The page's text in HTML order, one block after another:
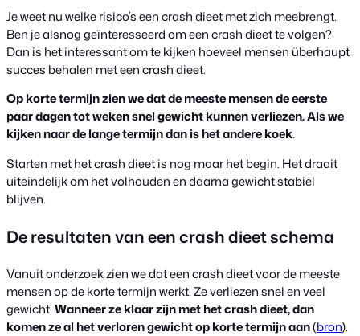
Je weet nu welke risico’s een crash dieet met zich meebrengt.
Ben je alsnog geïnteresseerd om een crash dieet te volgen?
Dan is het interessant om te kijken hoeveel mensen überhaupt
succes behalen met een crash dieet.
Op korte termijn zien we dat de meeste mensen de eerste
paar dagen tot weken snel gewicht kunnen verliezen. Als we
kijken naar de lange termijn dan is het andere koek.
Starten met het crash dieet is nog maar het begin. Het draait
uiteindelijk om het volhouden en daarna gewicht stabiel
blijven.
De resultaten van een crash dieet schema
Vanuit onderzoek zien we dat een crash dieet voor de meeste
mensen op de korte termijn werkt. Ze verliezen snel en veel
gewicht.Wanneer ze klaar zijn met het crash dieet, dan
komen ze al het verloren gewicht op korte termijn aan(bron).